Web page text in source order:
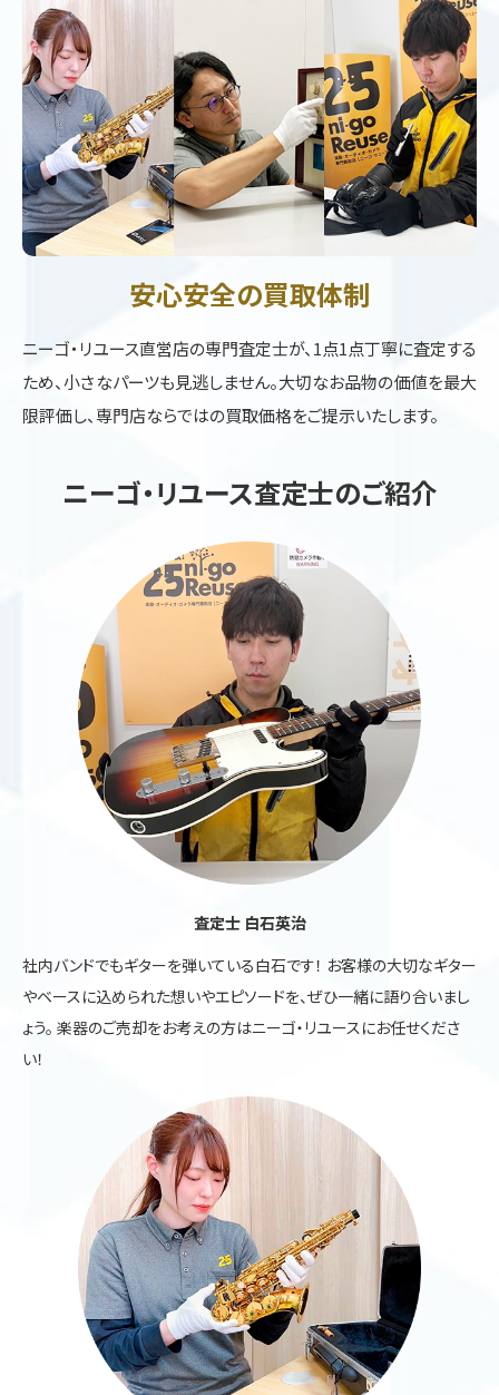
安心安全の買取体制
ニーゴ・リユース直営店の専門査定士が、1点1点丁寧に査定する
ため、小さなパーツも見逃しません。大切なお品物の価値を最大
限評価し、専門店ならではの買取価格をご提示いたします。
ニーゴ・リユース査定士のご紹介
査定士 白石英治
社内バンドでもギターを弾いている白石です！ お客様の大切なギター
やベースに込められた想いやエピソードを、ぜひ一緒に語り合いまし
ょう。 楽器のご売却をお考えの方はニーゴ・リユースにお任せくださ
い！